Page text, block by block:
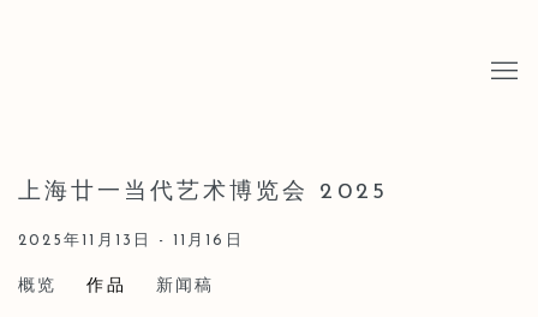
上海廿一当代艺术博览会 2025
2025年11月13日 - 11月16日
概览 作品 新闻稿